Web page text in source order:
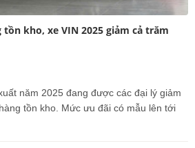
kho, xe VIN 2025 giảm cả trăm
năm 2025 đang được các đại lý giảm
tồn kho. Mức ưu đãi có mẫu lên tới